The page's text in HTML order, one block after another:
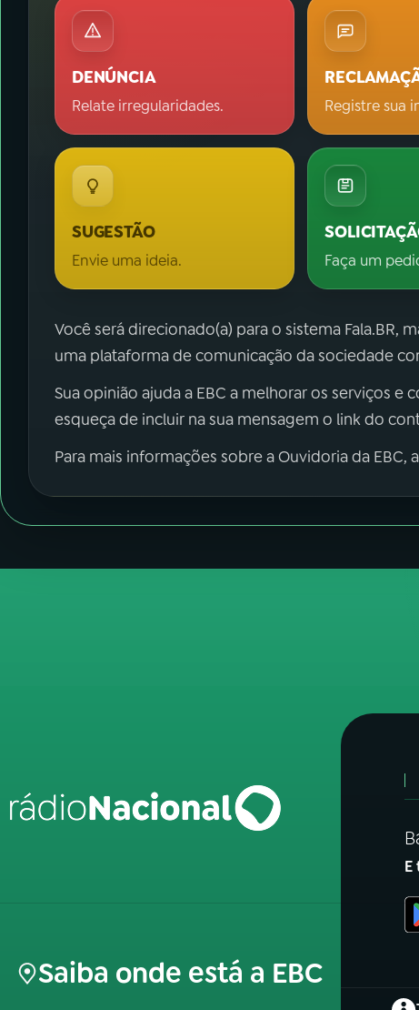
DENÚNCIA
Relate irregularidades. Registre sua
SUGESTÃO
Envie uma ideia. Faça um
Você será direcionado(a) para o sistema Fala.BR,
uma plataforma de comunicação da sociedade
Sua opinião ajuda a EBC a melhorar os serviços
esqueça de incluir na sua mensagem o link do
Para mais informações sobre a Ouvidoria da EBC,
Saiba onde está a EBC
E